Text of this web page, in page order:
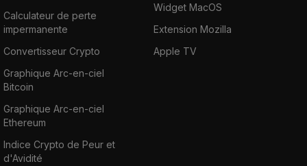
Calculateur de perte
impermanente
Convertisseur Crypto
Graphique Arc-en-ciel
Bitcoin
Graphique Arc-en-ciel
Ethereum
Indice Crypto de Peur et
d'Avidité
Widget MacOS
Extension Mozilla
Apple TV